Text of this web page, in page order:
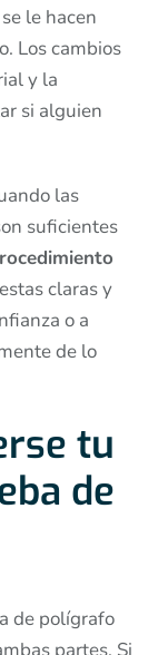
le hacen
Los cambios
y la
si alguien
las
suficientes
claras y
o a
de lo
tu
de
de polígrafo